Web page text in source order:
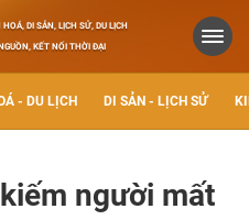
DI SẢN, LỊCH SỬ, DU LỊCH
KẾT NỐI THỜI ĐẠI
- DU LỊCH DI SẢN - LỊCH SỬ
người mất